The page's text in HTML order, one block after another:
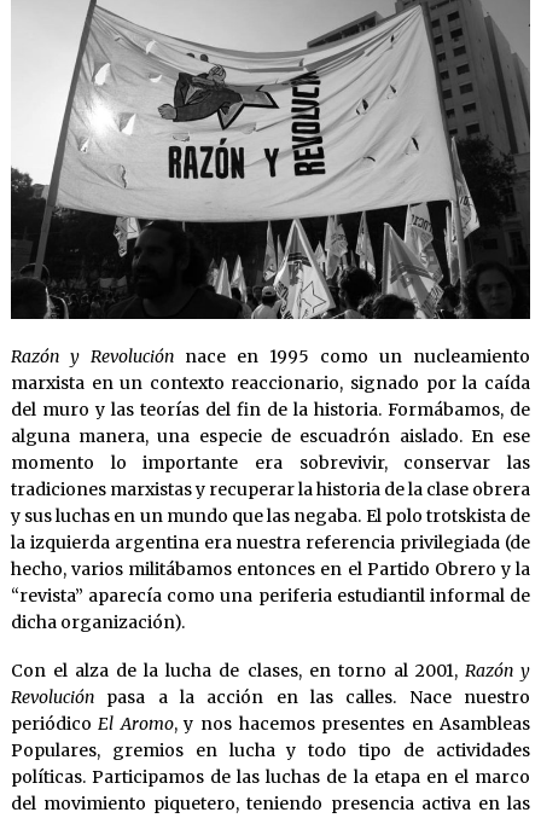
Razón y Revoluciónnace en 1995 como un nucleamiento
marxista en un contexto reaccionario, signado por la caída
del muro y las teorías del fin de la historia. Formábamos, de
alguna manera, una especie de escuadrón aislado. En ese
momento lo importante era sobrevivir, conservar las
tradiciones marxistas y recuperar la historia de la clase obrera
y sus luchas en un mundo que las negaba. El polo trotskista de
la izquierda argentina era nuestra referencia privilegiada (de
hecho, varios militábamos entonces en el Partido Obrero y la
“revista” aparecía como una periferia estudiantil informal de
dicha organización).
Con el alza de la lucha de clases, en torno al 2001, Razón y
Revoluciónpasa a la acción en las calles. Nace nuestro
periódicoEl Aromo, y nos hacemos presentes en Asambleas
Populares, gremios en lucha y todo tipo de actividades
políticas. Participamos de las luchas de la etapa en el marco
del movimiento piquetero, teniendo presencia activa en las